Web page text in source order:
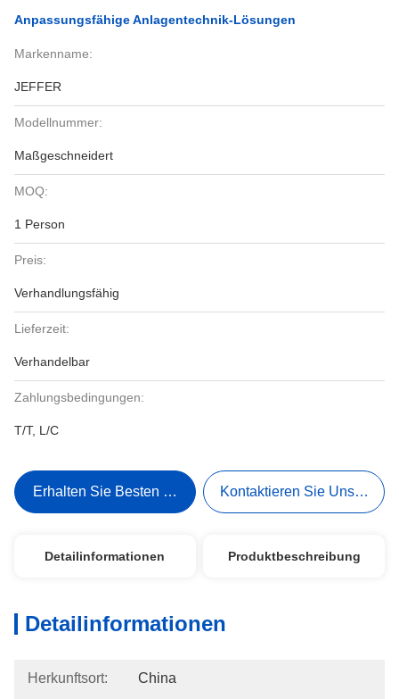
Anpassungsfähige Anlagentechnik-Lösungen
Markenname:
JEFFER
Modellnummer:
Maßgeschneidert
MOQ:
1 Person
Preis:
Verhandlungsfähig
Lieferzeit:
Verhandelbar
Zahlungsbedingungen:
T/T, L/C
Erhalten Sie Besten Preis Kontaktieren Sie Uns Jetzt
Detailinformationen Produktbeschreibung
Detailinformationen
Herkunftsort: China